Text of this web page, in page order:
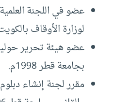
عضو في اللجنة
لوزارة الأوقاف
عضو هيئة تحرير
بجامعة قطر 1998م.
مقرر لجنة إنشاء